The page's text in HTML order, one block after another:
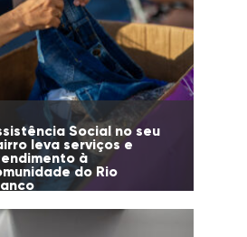
Social no seu
leva serviços e
à
do Rio